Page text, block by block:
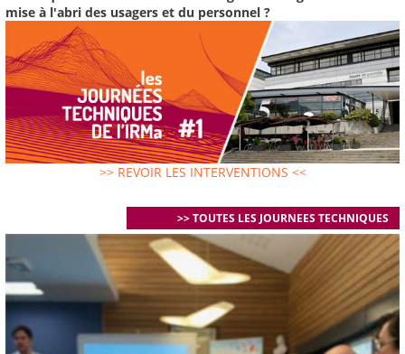
mise à l'abri des usagers et du personnel ?
>> REVOIR LES INTERVENTIONS <<
>> TOUTES LES JOURNEES TECHNIQUES